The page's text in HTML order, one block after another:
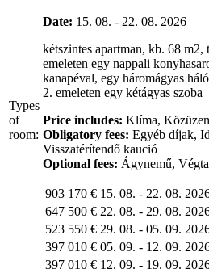
Types
of
room:
Date: 15. 08. - 22. 08. 2026
kétszintes apartman, kb. 68 m2,
emeleten egy nappali
kanapéval, egy háromágyas
2. emeleten egy kétágyas szoba
Price includes: Klíma,
Obligatory fees: Egyéb díjak,
Visszatérítendő kaució
Optional fees: Ágynemű,
903 170 € 15. 08. - 22. 08.
647 500 € 22. 08. - 29. 08.
523 550 € 29. 08. - 05. 09.
397 010 € 05. 09. - 12. 09.
397 010 € 12. 09. - 19. 09.